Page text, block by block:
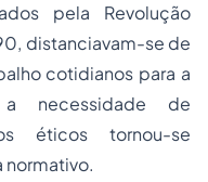
pela Revolução
distanciavam-se de
cotidianos para a
necessidade de
éticos tornou-se
normativo.